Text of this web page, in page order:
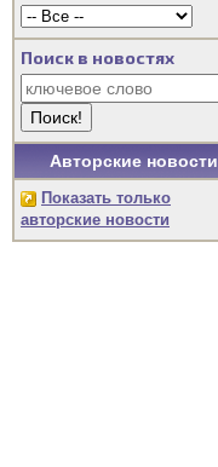
Поиск в новостях
Авторские новости
Показать только
авторские новости